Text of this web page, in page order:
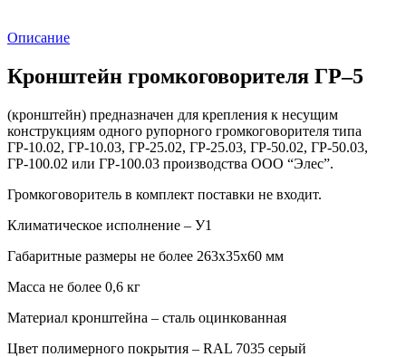
Описание
Кронштейн громкоговорителя ГР–5
(кронштейн) предназначен для крепления к несущим
конструкциям одного рупорного громкоговорителя типа
ГР-10.02, ГР-10.03, ГР-25.02, ГР-25.03, ГР-50.02, ГР-50.03,
ГР-100.02 или ГР-100.03 производства ООО “Элес”.
Громкоговоритель в комплект поставки не входит.
Климатическое исполнение – У1
Габаритные размеры не более 263х35х60 мм
Масса не более 0,6 кг
Материал кронштейна – сталь оцинкованная
Цвет полимерного покрытия – RAL 7035 серый